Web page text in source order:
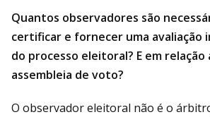
Quantos observadores são
certificar e fornecer uma avaliação
do processo eleitoral? E em relação
assembleia de voto?
O observador eleitoral não é o